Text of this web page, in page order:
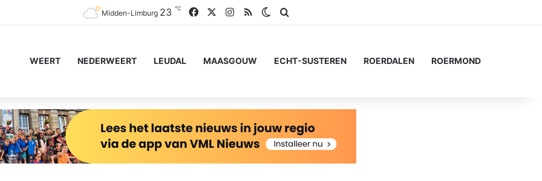
Midden-Limburg 23 ℃ FacebookInstagram
RSS Switch skin
WEERT NEDERWEERT LEUDAL MAASGOUW ECHT-SUSTEREN ROERDALEN ROERMOND